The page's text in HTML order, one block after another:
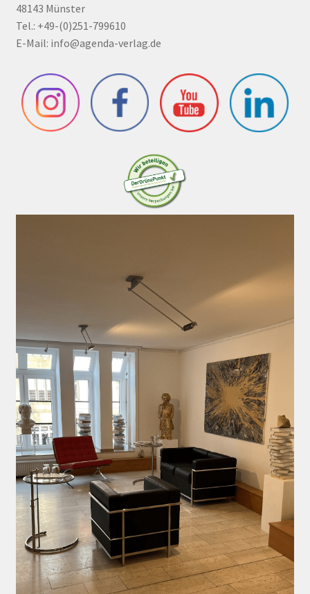
48143 Münster
Tel.: +49-(0)251-799610
E-Mail: info@agenda-verlag.de